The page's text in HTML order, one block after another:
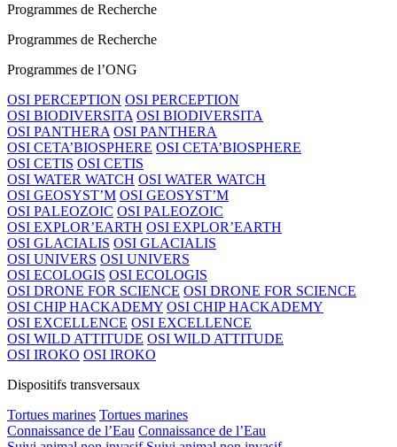
Programmes de Recherche
Programmes de Recherche
Programmes de l’ONG
OSI PERCEPTION OSI PERCEPTION
OSI BIODIVERSITA OSI BIODIVERSITA
OSI PANTHERA OSI PANTHERA
OSI CETA’BIOSPHERE OSI CETA’BIOSPHERE
OSI CETIS OSI CETIS
OSI WATER WATCH OSI WATER WATCH
OSI GEOSYST’M OSI GEOSYST’M
OSI PALEOZOIC OSI PALEOZOIC
OSI EXPLOR’EARTH OSI EXPLOR’EARTH
OSI GLACIALIS OSI GLACIALIS
OSI UNIVERS OSI UNIVERS
OSI ECOLOGIS OSI ECOLOGIS
OSI DRONE FOR SCIENCE OSI DRONE FOR SCIENCE
OSI CHIP HACKADEMY OSI CHIP HACKADEMY
OSI EXCELLENCE OSI EXCELLENCE
OSI WILD ATTITUDE OSI WILD ATTITUDE
OSI IROKO OSI IROKO
Dispositifs transversaux
Tortues marines Tortues marines
Connaissance de l’Eau Connaissance de l’Eau